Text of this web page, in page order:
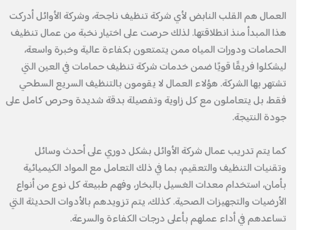
العمال هم القلب النابض لأي شركة تنظيف ناجحة، وشركة الأوائل أدركت
هذا المبدأ منذ انطلاقتها. لذلك حرصت على اختيار نخبة من عمال تنظيف
الحمامات ودورات المياه ممن يتمتعون بكفاءة عالية وخبرة واسعة،
ليشكلوا فريقًا قويًا ضمن خدمات شركة تنظيف حمامات في العين التي
تشتهر بها الشركة. هؤلاء العمال لا يقومون بالتنظيف السريع السطحي
فقط، بل يتعاملون مع كل زاوية وتفصيلة بدقة شديدة وحرص كامل على
جودة النتيجة.
كما يتم تدريب عمال شركة الأوائل بشكل دوري على أحدث وسائل
وتقنيات التنظيف والتعقيم، بما في ذلك التعامل مع المواد الكيميائية
بأمان، استخدام معدات الغسيل بالبخار، وفهم طبيعة كل نوع من أنواع
الأرضيات والتجهيزات الصحية. كذلك، يتم تزويدهم بالأدوات الحديثة التي
تساعدهم في أداء عملهم بأعلى درجات الكفاءة والسرعة.